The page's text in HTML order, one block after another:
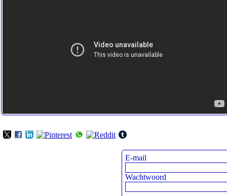
E-mail
Wachtwoord